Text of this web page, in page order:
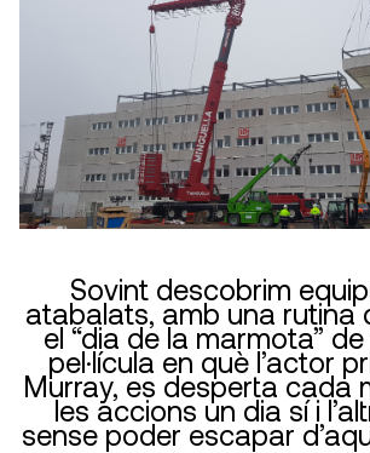
Sovint descobrim
atabalats, amb una rutina
el “dia de la marmota”
pel·lícula en què l’actor
Murray, es desperta cada
les accions un dia sí i
sense poder escapar